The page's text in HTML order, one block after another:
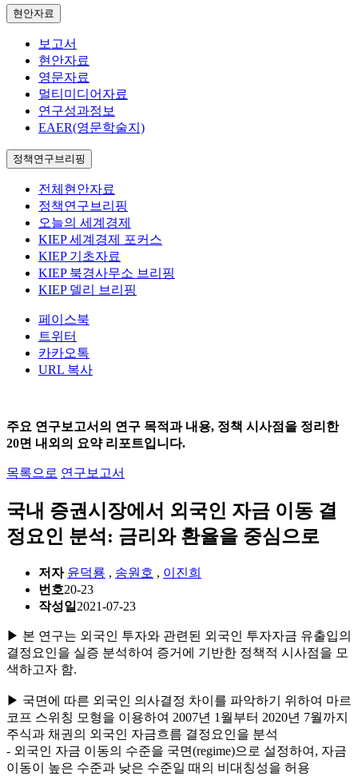
현안자료
보고서
현안자료
영문자료
멀티미디어자료
연구성과정보
EAER(영문학술지)
정책연구브리핑
전체현안자료
정책연구브리핑
오늘의 세계경제
KIEP 세계경제 포커스
KIEP 기초자료
KIEP 북경사무소 브리핑
KIEP 델리 브리핑
페이스북
트위터
카카오톡
URL 복사
주요 연구보고서의 연구 목적과 내용, 정책 시사점을 정리한
20면 내외의 요약 리포트입니다.
목록으로 연구보고서
국내 증권시장에서 외국인 자금 이동 결
정요인 분석: 금리와 환율을 중심으로
저자 윤덕룡 , 송원호 , 이진희
번호20-23
작성일 2021-07-23
▶ 본 연구는 외국인 투자와 관련된 외국인 투자자금 유출입의
결정요인을 실증 분석하여 증거에 기반한 정책적 시사점을 모
색하고자 함.
▶ 국면에 따른 외국인 의사결정 차이를 파악하기 위하여 마르
코프 스위칭 모형을 이용하여 2007년 1월부터 2020년 7월까지
주식과 채권의 외국인 자금흐름 결정요인을 분석
- 외국인 자금 이동의 수준을 국면(regime)으로 설정하여, 자금
이동이 높은 수준과 낮은 수준일 때의 비대칭성을 허용